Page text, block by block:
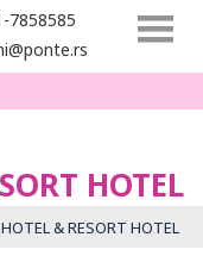
7858585
HOTEL
HOTEL & RESORT HOTEL